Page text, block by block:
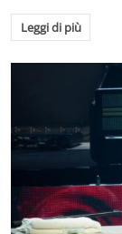
Leggi di più